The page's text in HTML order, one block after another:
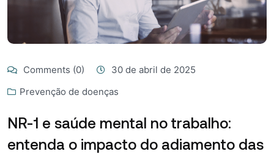
Comments (0)
30 de abril de 2025
Prevenção de doenças
NR-1 e saúde mental no trabalho:
entenda o impacto do adiamento das